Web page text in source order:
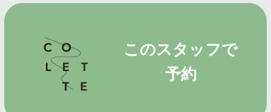
このスタッフで
予約